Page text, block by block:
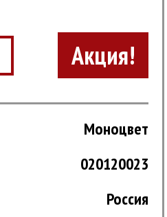
Акция!
Моноцвет
020120023
Россия